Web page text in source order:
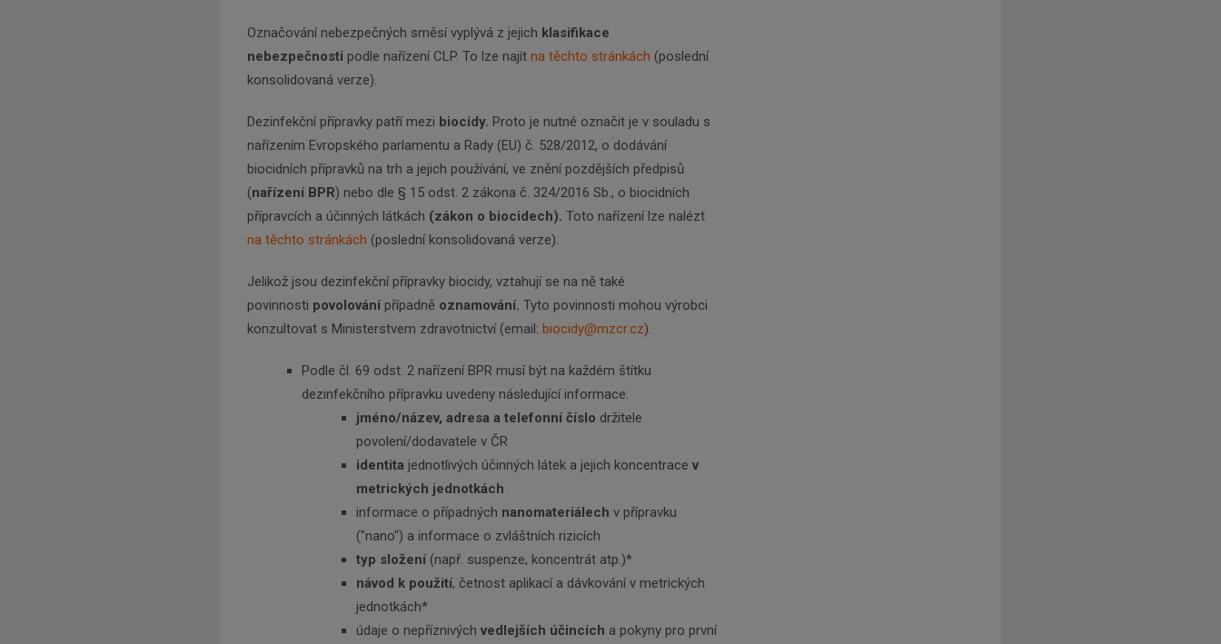
Označování nebezpečných směsí vyplývá z jejich klasifikace
nebezpečnosti podle nařízení CLP. To lze najít na těchto stránkách (poslední
konsolidovaná verze).
Dezinfekční přípravky patří mezi biocidy. Proto je nutné označit je v souladu s
nařízením Evropského parlamentu a Rady (EU) č. 528/2012, o dodávání
biocidních přípravků na trh a jejich používání, ve znění pozdějších předpisů
(nařízení BPR) nebo dle § 15 odst. 2 zákona č. 324/2016 Sb., o biocidních
přípravcích a účinných látkách (zákon o biocidech). Toto nařízení lze nalézt
na těchto stránkách (poslední konsolidovaná verze).
Jelikož jsou dezinfekční přípravky biocidy, vztahují se na ně také
povinnosti povolování případně oznamování. Tyto povinnosti mohou výrobci
konzultovat s Ministerstvem zdravotnictví (email: biocidy@mzcr.cz).
Podle čl. 69 odst. 2 nařízení BPR musí být na každém štítku
dezinfekčního přípravku uvedeny následující informace:
jméno/název, adresa a telefonní číslo držitele
povolení/dodavatele v ČR
identita jednotlivých účinných látek a jejich koncentrace v
metrických jednotkách
informace o případných nanomateriálech v přípravku
("nano") a informace o zvláštních rizicích
typ složení (např. suspenze, koncentrát atp.)*
návod k použití, četnost aplikací a dávkování v metrických
jednotkách*
údaje o nepříznivých vedlejších účincích a pokyny pro první